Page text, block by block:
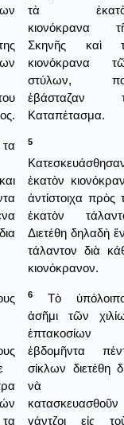
τὰ
κιονόκρανα
Σκηνῆς καὶ
κιονόκρανα
στύλων,
ἐβάσταζαν
Καταπέτασμα.
5
ἑκατὸν
ἀντίστοιχα πρὸς
ἑκατὸν
Διετέθη δηλαδὴ
τάλαντον διὰ
κιονόκρανον.
6
Τὸ
ἀσῆμι τῶν
ἑπτακοσίων
ἑβδομῆντα
σίκλων διετέθη
νὰ
κατασκευασθοῦν
γάντζοι εἰς